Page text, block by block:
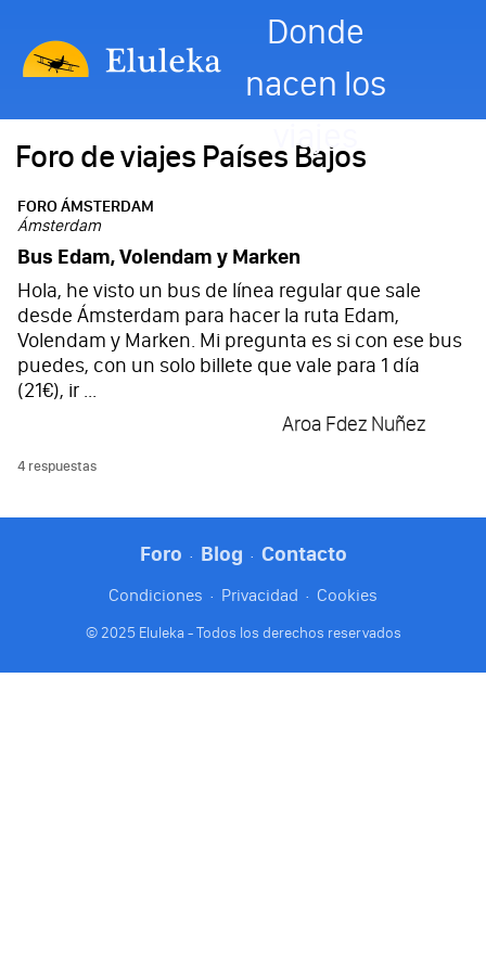
Donde
nacen los
viajes
Foro de viajes Países Bajos
FORO ÁMSTERDAM
Ámsterdam
Bus Edam, Volendam y Marken
Hola, he visto un bus de línea regular que sale
desde Ámsterdam para hacer la ruta Edam,
Volendam y Marken. Mi pregunta es si con ese bus
puedes, con un solo billete que vale para 1 día
(21€), ir ...
Aroa Fdez Nuñez
4 respuestas
Foro · Blog · Contacto
Condiciones · Privacidad · Cookies
© 2025 Eluleka - Todos los derechos reservados